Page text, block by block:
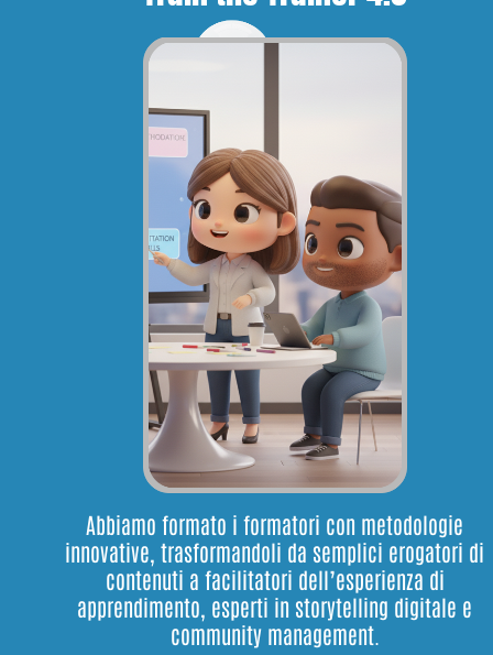
Abbiamo formato i formatori con metodologie
innovative, trasformandoli da semplici erogatori di
contenuti a facilitatori dell’esperienza di
apprendimento, esperti in storytelling digitale e
community management.